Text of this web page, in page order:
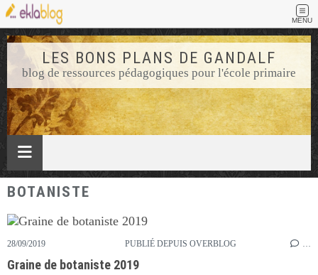
MENU
LES BONS PLANS DE GANDALF
blog de ressources pédagogiques pour l'école primaire
BOTANISTE
28/09/2019 PUBLIÉ DEPUIS OVERBLOG …
Graine de botaniste 2019